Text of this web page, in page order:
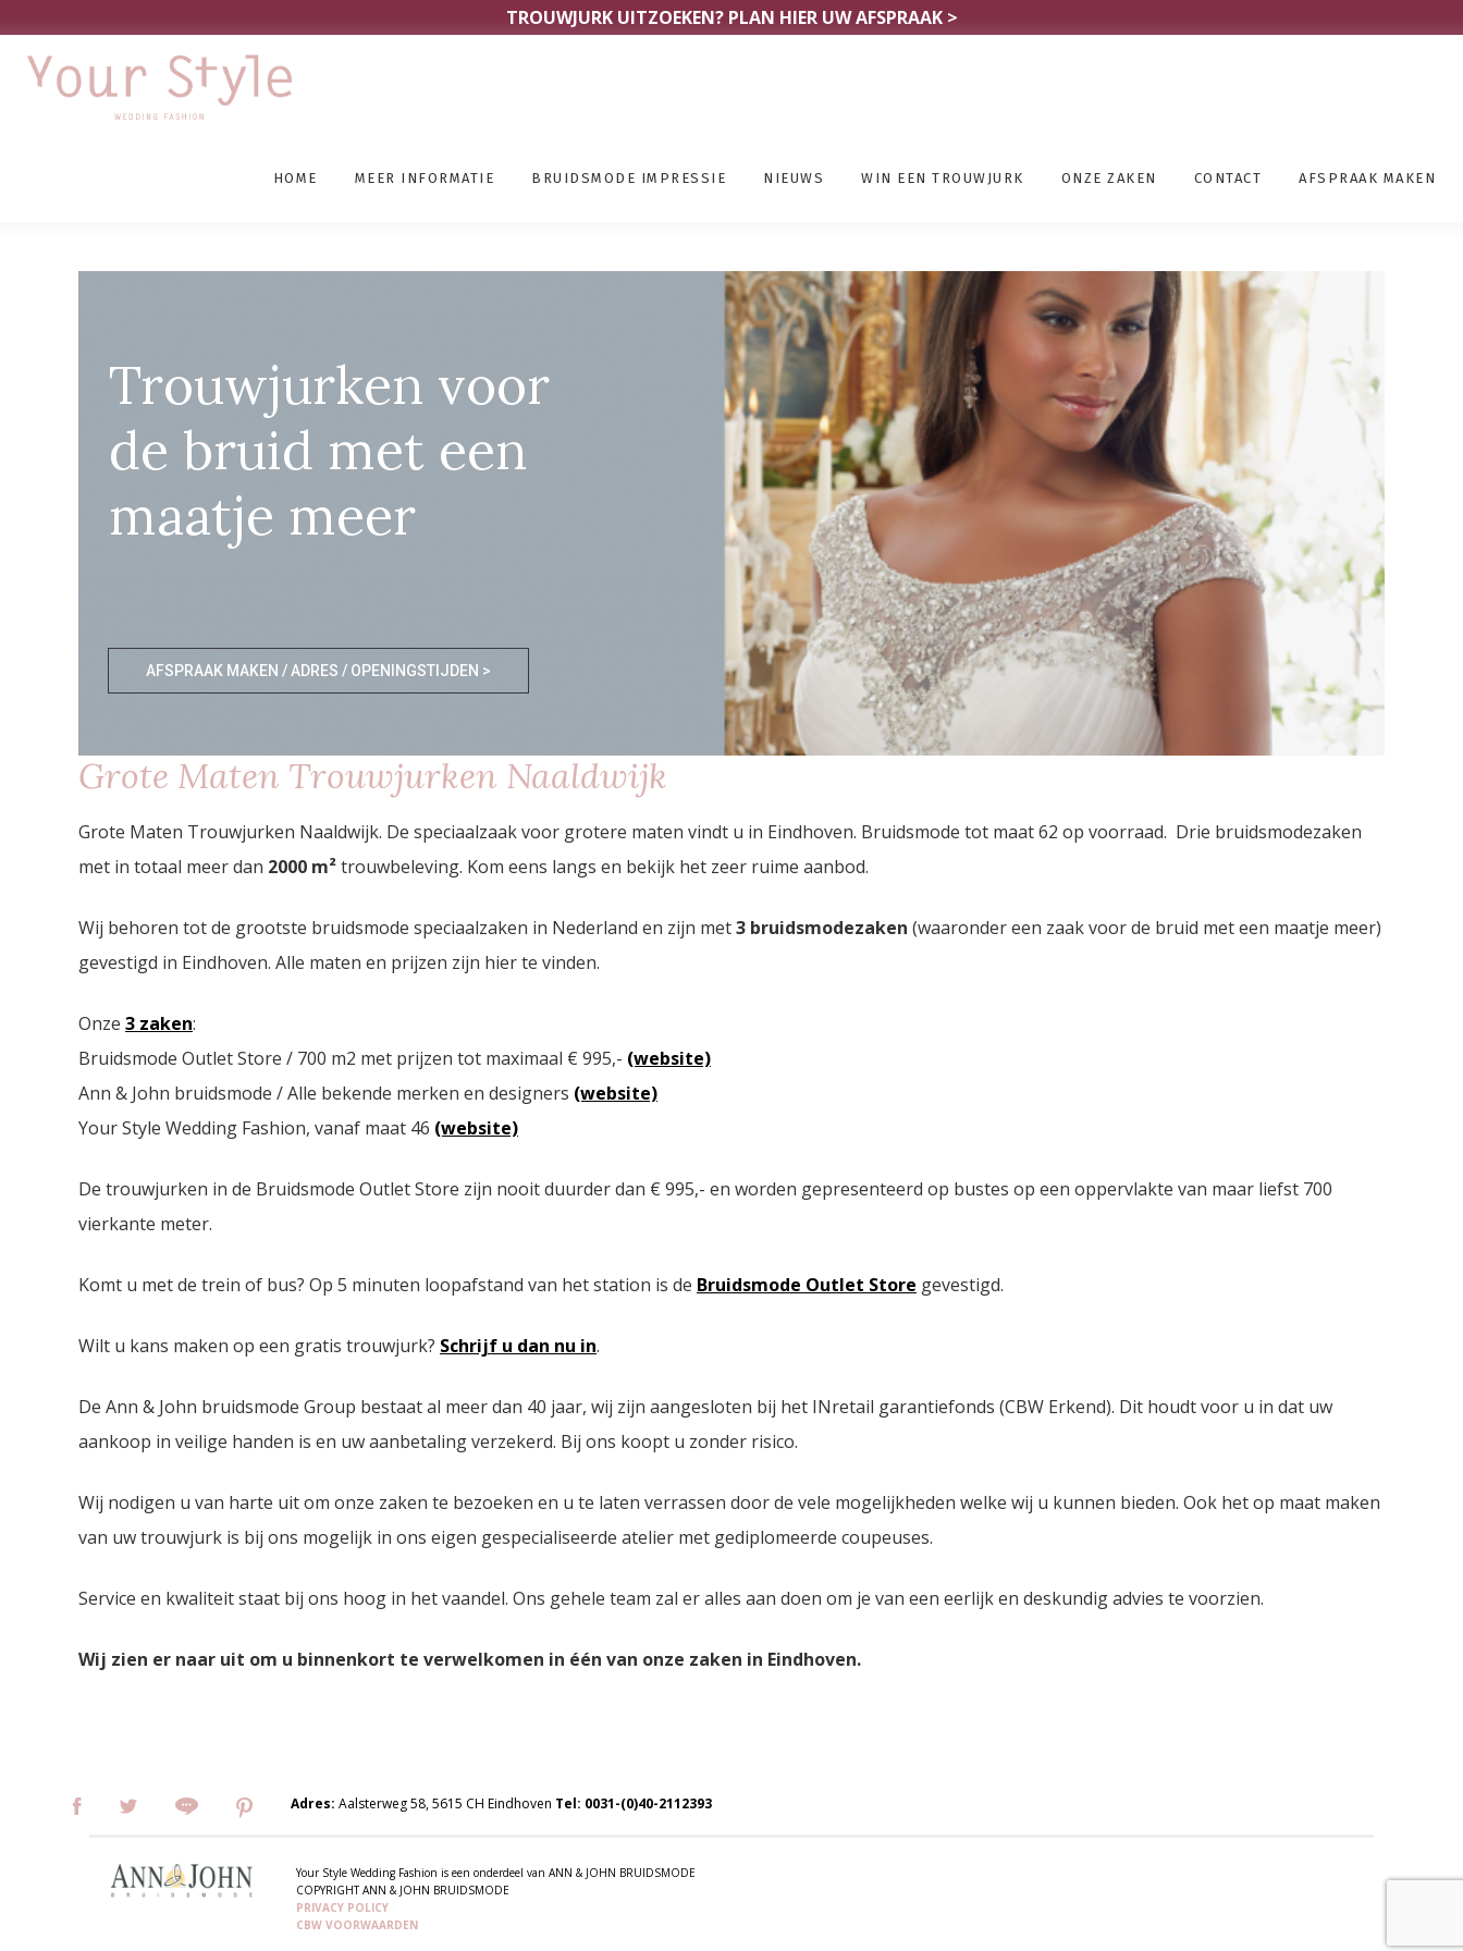
TROUWJURK UITZOEKEN? PLAN HIER UW AFSPRAAK >
HOME MEER INFORMATIE BRUIDSMODE IMPRESSIE NIEUWS WIN EEN TROUWJURK ONZE ZAKEN CONTACT AFSPRAAK MAKEN
Trouwjurken voor
de bruid met een
maatje meer
AFSPRAAK MAKEN / ADRES / OPENINGSTIJDEN >
Grote Maten Trouwjurken Naaldwijk
Grote Maten Trouwjurken Naaldwijk. De speciaalzaak voor grotere maten vindt u in Eindhoven. Bruidsmode tot maat 62 op voorraad. Drie bruidsmodezaken
met in totaal meer dan 2000 m²trouwbeleving. Kom eens langs en bekijk het zeer ruime aanbod.
Wij behoren tot de grootste bruidsmode speciaalzaken in Nederland en zijn met3 bruidsmodezaken (waaronder een zaak voor de bruid met een maatje meer)
gevestigd in Eindhoven. Alle maten en prijzen zijn hier te vinden.
Onze 3 zaken:
Bruidsmode Outlet Store / 700 m2 met prijzen tot maximaal € 995,- (website)
Ann & John bruidsmode / Alle bekende merken en designers (website)
Your Style Wedding Fashion, vanaf maat 46 (website)
De trouwjurken in de Bruidsmode Outlet Store zijn nooit duurder dan € 995,- en worden gepresenteerd op bustes op een oppervlakte van maar liefst 700
vierkante meter.
Komt u met de trein of bus? Op 5 minuten loopafstand van het station is de Bruidsmode Outlet Store gevestigd.
Wilt u kans maken op een gratis trouwjurk? Schrijf u dan nu in.
De Ann & John bruidsmode Group bestaat al meer dan 40 jaar, wij zijn aangesloten bij het INretail garantiefonds (CBW Erkend). Dit houdt voor u in dat uw
aankoop in veilige handen is en uw aanbetaling verzekerd. Bij ons koopt u zonder risico.
Wij nodigen u van harte uit om onze zaken te bezoeken en u te laten verrassen door de vele mogelijkheden welke wij u kunnen bieden. Ook het op maat maken
van uw trouwjurk is bij ons mogelijk in ons eigen gespecialiseerde atelier met gediplomeerde coupeuses.
Service en kwaliteit staat bij ons hoog in het vaandel. Ons gehele team zal er alles aan doen om je van een eerlijk en deskundig advies te voorzien.
Wij zien er naar uit om u binnenkort te verwelkomen in één van onze zaken in Eindhoven.
Adres:Aalsterweg 58, 5615 CH Eindhoven Tel: 0031-(0)40-2112393
Your Style Wedding Fashion is een onderdeel van ANN & JOHN BRUIDSMODE
COPYRIGHT ANN & JOHN BRUIDSMODE
PRIVACY POLICY
CBW VOORWAARDEN